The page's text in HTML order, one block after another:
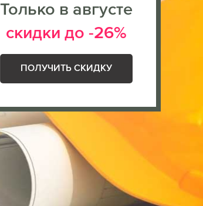
Только в августе
скидки до -26%
ПОЛУЧИТЬ СКИДКУ